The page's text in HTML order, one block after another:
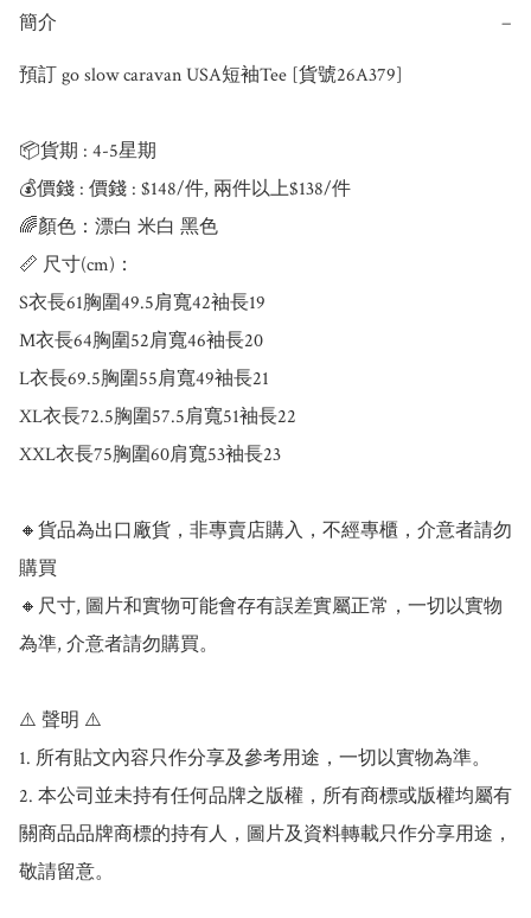
簡介 −
預訂 go slow caravan USA短袖Tee [貨號26A379]
📦貨期 : 4-5星期
💰價錢 : 價錢 : $148/件, 兩件以上$138/件
🌈顏色：漂白 米白 黑色
📏 尺寸(cm)：
S衣長61胸圍49.5肩寬42袖長19
M衣長64胸圍52肩寬46袖長20
L衣長69.5胸圍55肩寬49袖長21
XL衣長72.5胸圍57.5肩寬51袖長22
XXL衣長75胸圍60肩寬53袖長23
🔸貨品為出口廠貨，非專賣店購入，不經專櫃，介意者請勿
購買
🔸尺寸, 圖片和實物可能會存有誤差實屬正常，一切以實物
為準, 介意者請勿購買。
⚠️ 聲明 ⚠️
1. 所有貼文內容只作分享及參考用途，一切以實物為準。
2. 本公司並未持有任何品牌之版權，所有商標或版權均屬有
關商品品牌商標的持有人，圖片及資料轉載只作分享用途，
敬請留意。